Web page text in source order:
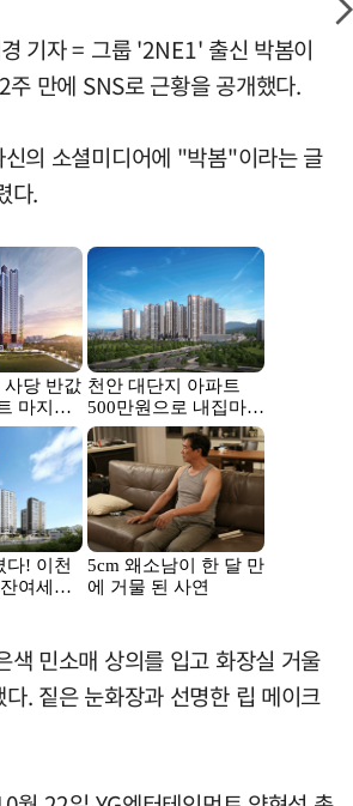
기자 = 그룹 '2NE1' 출신 박봄이
주 만에 SNS로 근황을 공개했다.
의 소셜미디어에 "박봄"이라는 글
다.
색 민소매 상의를 입고 화장실 거울
. 짙은 눈화장과 선명한 립 메이크